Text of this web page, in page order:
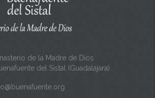
de la Madre de Dios
del Sistal (Guadalajara)